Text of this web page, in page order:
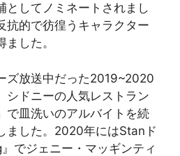
としてノミネートされまし
抗的で彷徨うキャラクター
した。
ズ放送中だった2019~2020
シドニーの人気レストラン
で皿洗いのアルバイトを続
ました。2020年にはStanド
でジェニー・マッギンティ